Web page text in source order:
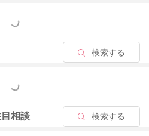
ください。
と見る
検索する
と見る
相談 検索する